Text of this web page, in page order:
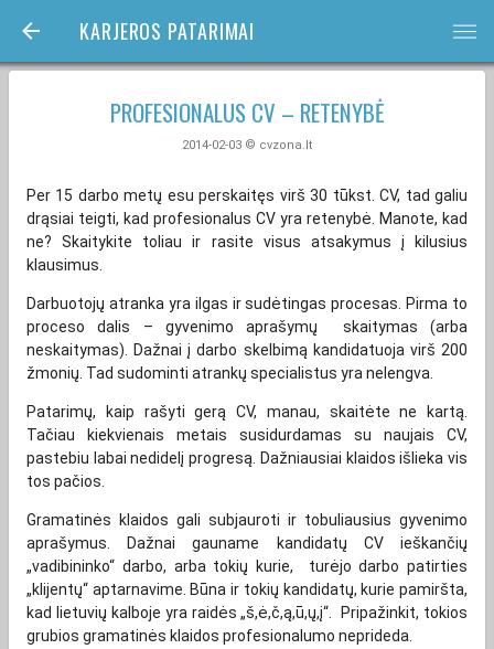
KARJEROS PATARIMAI bars
PROFESIONALUS CV – RETENYBĖ
2014-02-03 © cvzona.lt
Per 15 darbo metų esu perskaitęs virš 30 tūkst. CV, tad galiu
drąsiai teigti, kad profesionalus CV yra retenybė. Manote, kad
ne? Skaitykite toliau ir rasite visus atsakymus į kilusius
klausimus.
Darbuotojų atranka yra ilgas ir sudėtingas procesas. Pirma to
proceso dalis – gyvenimo aprašymų skaitymas (arba
neskaitymas). Dažnai į darbo skelbimą kandidatuoja virš 200
žmonių. Tad sudominti atrankų specialistus yra nelengva.
Patarimų, kaip rašyti gerą CV, manau, skaitėte ne kartą.
Tačiau kiekvienais metais susidurdamas su naujais CV,
pastebiu labai nedidelį progresą. Dažniausiai klaidos išlieka vis
tos pačios.
Gramatinės klaidos gali subjauroti ir tobuliausius gyvenimo
aprašymus. Dažnai gauname kandidatų CV ieškančių
„vadibininko“ darbo, arba tokių kurie, turėjo darbo patirties
„klijentų“ aptarnavime. Būna ir tokių kandidatų, kurie pamiršta,
kad lietuvių kalboje yra raidės „š,ė,č,ą,ū,ų,į“. Pripažinkit, tokios
grubios gramatinės klaidos profesionalumo neprideda.